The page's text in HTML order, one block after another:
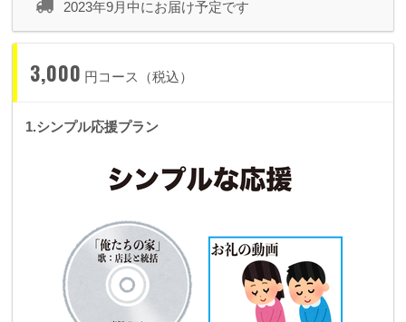
2023年9月中にお届け予定です
3,000 円コース（税込）
1.シンプル応援プラン